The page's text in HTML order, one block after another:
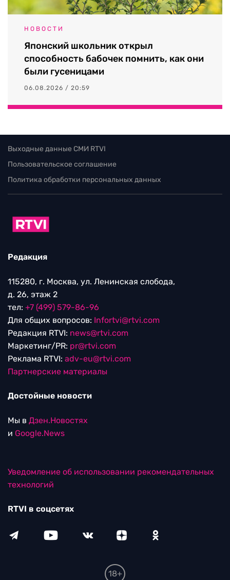
НОВОСТИ
Японский школьник открыл
способность бабочек помнить, как они
были гусеницами
06.08.2026 / 20:59
Выходные данные СМИ RTVI
Пользовательское соглашение
Политика обработки персональных данных
Редакция
115280, г. Москва, ул. Ленинская слобода,
д. 26, этаж 2
тел: +7 (499) 579-86-96
Для общих вопросов: Infortvi@rtvi.com
Редакция RTVI: news@rtvi.com
Маркетинг/PR: pr@rtvi.com
Реклама RTVI: adv-eu@rtvi.com
Партнерские материалы
Достойные новости
Мы в Дзен.Новостях
и Google.News
Уведомление об использовании рекомендательных
технологий
RTVI в соцсетях
18+